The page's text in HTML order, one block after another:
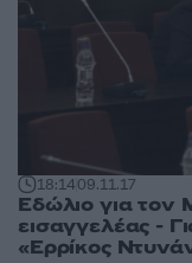
18:1409.11.17
Εδώλιο για τον
εισαγγελέας -
«Ερρίκος